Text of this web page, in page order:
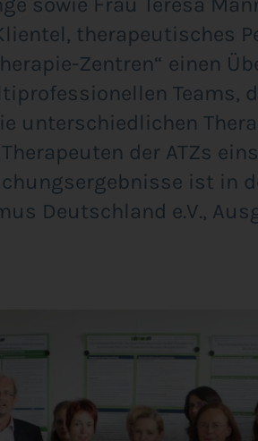
the­ra­peu­ti­sches
Zen­tren“ einen
Teams,
unter­schied­li­chen
der ATZs
ist in
Deutsch­land e.V.,